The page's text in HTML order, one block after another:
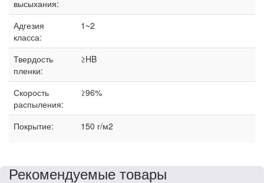
высыхания:
Адгезия
класса:
1~2
Твердость
пленки:
≥HB
Скорость
распыления:
≥96%
Покрытие: 150 г/м2
Рекомендуемые товары